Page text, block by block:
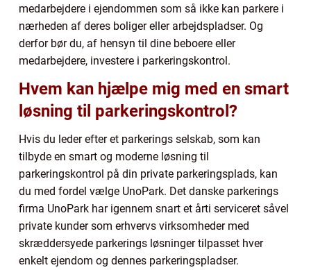
medarbejdere i ejendommen som så ikke kan parkere i
nærheden af deres boliger eller arbejdspladser. Og
derfor bør du, af hensyn til dine beboere eller
medarbejdere, investere i parkeringskontrol.
Hvem kan hjælpe mig med en smart
løsning til parkeringskontrol?
Hvis du leder efter et parkerings selskab, som kan
tilbyde en smart og moderne løsning til
parkeringskontrol på din private parkeringsplads, kan
du med fordel vælge UnoPark. Det danske parkerings
firma UnoPark har igennem snart et årti serviceret såvel
private kunder som erhvervs virksomheder med
skræddersyede parkerings løsninger tilpasset hver
enkelt ejendom og dennes parkeringspladser.